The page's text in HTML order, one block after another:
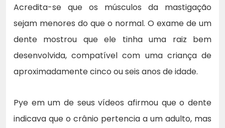
Acredita-se que os músculos da mastigação
sejam menores do que o normal. O exame de um
dente mostrou que ele tinha uma raiz bem
desenvolvida, compatível com uma criança de
aproximadamente cinco ou seis anos de idade.
Pye em um de seus vídeos afirmou que o dente
indicava que o crânio pertencia a um adulto, mas